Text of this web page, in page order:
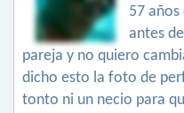
57 años
antes
pareja y no quiero
dicho esto la foto de
tonto ni un necio para